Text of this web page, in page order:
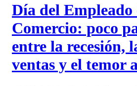
Día del Empleado
Comercio: poco
entre la recesión,
ventas y el temor